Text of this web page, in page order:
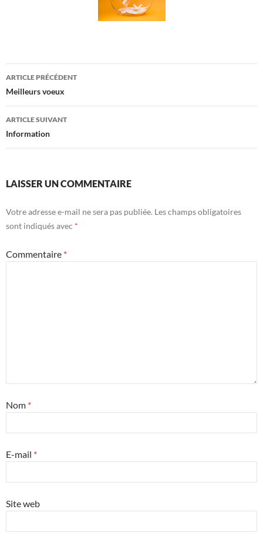
Navigation
des
articles
ARTICLE PRÉCÉDENT
Meilleurs voeux
ARTICLE SUIVANT
Information
LAISSER UN COMMENTAIRE
Votre adresse e-mail ne sera pas publiée. Les champs obligatoires
sont indiqués avec *
Commentaire *
Nom *
E-mail *
Site web